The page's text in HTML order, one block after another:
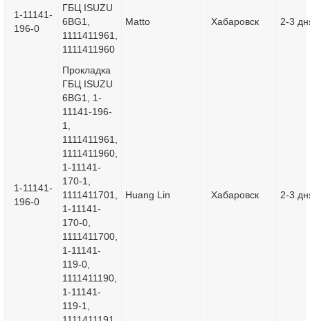
1-11141-
196-0
ГБЦ ISUZU
6BG1,
1111411961,
1111411960
Matto Хабаровск 2-3
1-11141-
196-0
Прокладка
ГБЦ ISUZU
6BG1, 1-
11141-196-
1,
1111411961,
1111411960,
1-11141-
170-1,
1111411701,
1-11141-
170-0,
1111411700,
1-11141-
119-0,
1111411190,
1-11141-
119-1,
Huang Lin Хабаровск 2-3